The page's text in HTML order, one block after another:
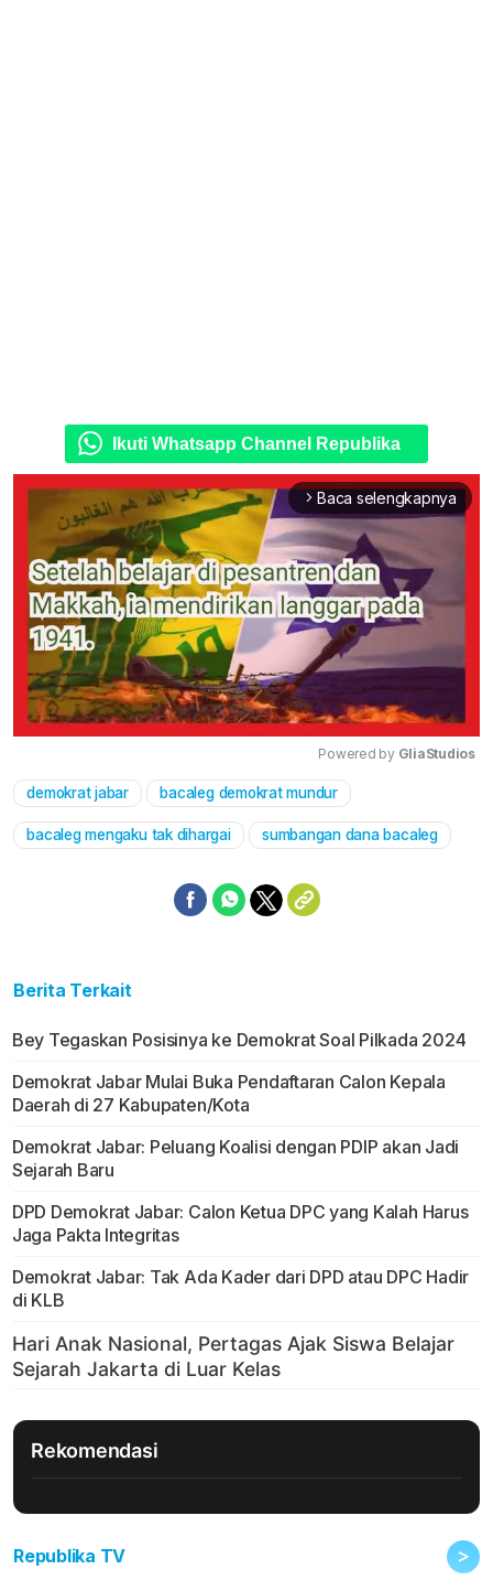
Ikuti Whatsapp Channel Republika
arrow_forward_ios Baca selengkapnya
Powered by GliaStudios
demokrat jabar bacaleg demokrat mundur
bacaleg mengaku tak dihargai sumbangan dana bacaleg
Berita Terkait
Bey Tegaskan Posisinya ke Demokrat Soal Pilkada 2024
Demokrat Jabar Mulai Buka Pendaftaran Calon Kepala
Daerah di 27 Kabupaten/Kota
Demokrat Jabar: Peluang Koalisi dengan PDIP akan Jadi
Sejarah Baru
DPD Demokrat Jabar: Calon Ketua DPC yang Kalah Harus
Jaga Pakta Integritas
Demokrat Jabar: Tak Ada Kader dari DPD atau DPC Hadir
di KLB
Rekomendasi
Republika TV >